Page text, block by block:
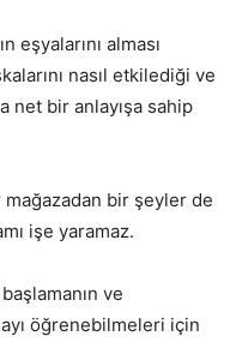
eşyalarını alması
nasıl etkilediği ve
net bir anlayışa sahip
mağazadan bir şeyler de
işe yaramaz.
ve
öğrenebilmeleri için